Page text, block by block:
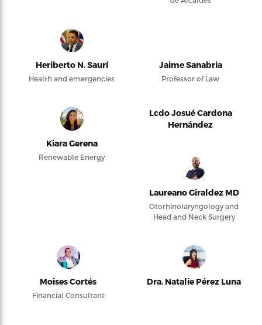
Heriberto N. Saurí
Health and emergencies
Jaime Sanabria
Professor of Law
Kiara Gerena
Renewable Energy
Lcdo Josué Cardona
Hernández
Laureano Giraldez MD
Otorhinolaryngology and
Head and Neck Surgery
Moises Cortés
Financial Consultant
Dra. Natalie Pérez Luna